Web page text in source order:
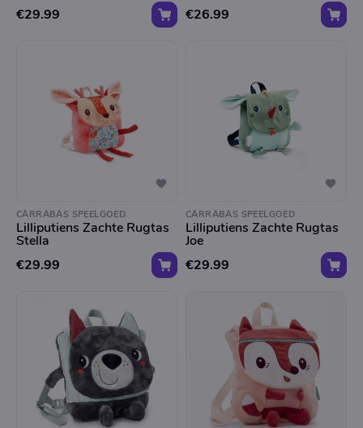
€29.99
€26.99
CARRABAS SPEELGOED
Lilliputiens Zachte Rugtas
Stella
€29.99
CARRABAS SPEELGOED
Lilliputiens Zachte Rugtas
Joe
€29.99